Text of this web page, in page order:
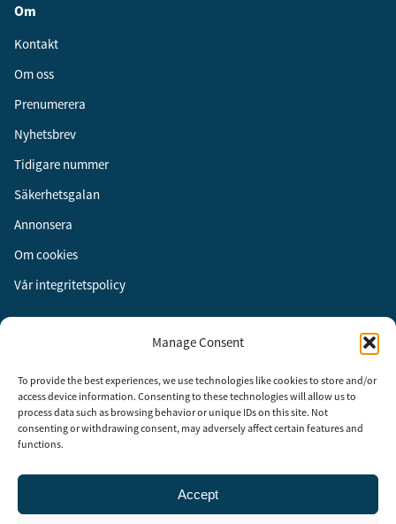
Manage Consent
To provide the best experiences, we use technologies like cookies to store and/or
access device information. Consenting to these technologies will allow us to
process data such as browsing behavior or unique IDs on this site. Not
consenting or withdrawing consent, may adversely affect certain features and
functions.
Accept
Om
Kontakt
Om oss
Prenumerera
Nyhetsbrev
Tidigare nummer
Säkerhetsgalan
Annonsera
Om cookies
Vår integritetspolicy
Instagram
LinkedIn